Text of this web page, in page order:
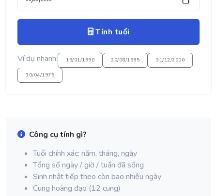
Tính tuổi
Ví dụ nhanh: 15/01/1990 20/08/1985 31/12/2000
30/04/1975
Công cụ tính gì?
Tuổi chính xác: năm, tháng, ngày
Tổng số ngày / giờ / tuần đã sống
Sinh nhật tiếp theo còn bao nhiêu ngày
Cung hoàng đạo (12 cung)